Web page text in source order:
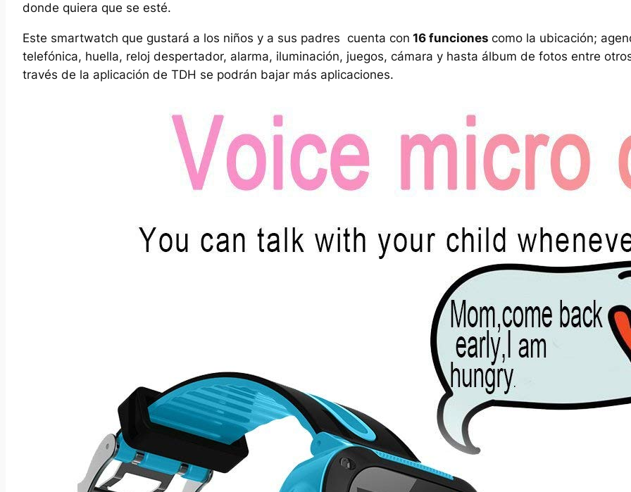
donde quiera que se esté.
Este smartwatch que gustará a los niños y a sus padres cuenta con 16 funciones como la ubicación;
telefónica, huella, reloj despertador, alarma, iluminación, juegos, cámara y hasta álbum de fotos entre
través de la aplicación de TDH se podrán bajar más aplicaciones.